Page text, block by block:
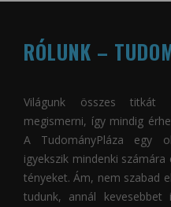
RÓLUNK –
Világunk összes titkát
megismerni, így mindig
A TudományPláza egy
igyekszik mindenki
tényeket. Ám, nem szabad
tudunk, annál